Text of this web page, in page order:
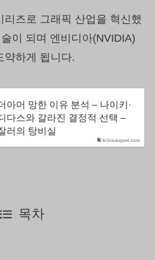
즈로 그래픽 산업을 혁신했
이 되며 엔비디아(NVIDIA)
약하게 됩니다.
kr.bis-expert.com
아머 망한 이유 분석 – 나이키·
다스와 갈라진 결정적 선택 –
러의 탕비실
목차